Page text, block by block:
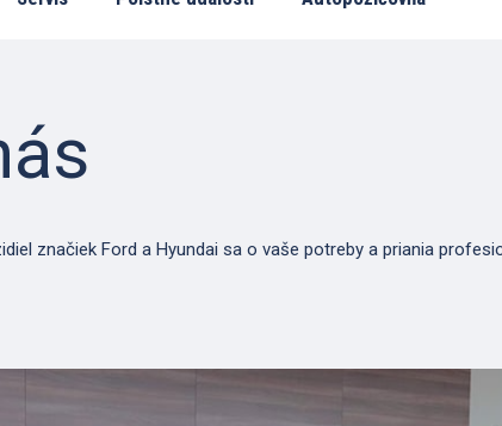
značiek Ford a Hyundai sa o vaše potreby a priania